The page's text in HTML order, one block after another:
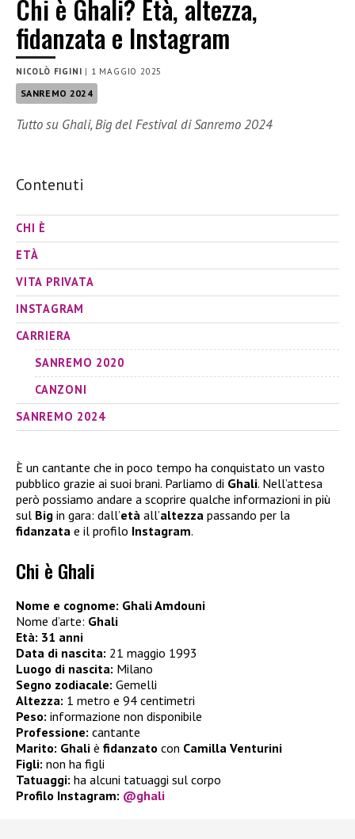
Chi è Ghali? Età, altezza,
fidanzata e Instagram
NICOLÒ FIGINI | 1 MAGGIO 2025
SANREMO 2024
Tutto su Ghali, Big del Festival di Sanremo 2024
Contenuti
CHI È
ETÀ
VITA PRIVATA
INSTAGRAM
CARRIERA
SANREMO 2020
CANZONI
SANREMO 2024
È un cantante che in poco tempo ha conquistato un vasto
pubblico grazie ai suoi brani. Parliamo di Ghali. Nell’attesa
però possiamo andare a scoprire qualche informazioni in più
sul Big in gara: dall’età all’altezza passando per la
fidanzata e il profilo Instagram.
Chi è Ghali
Nome e cognome: Ghali Amdouni
Nome d’arte: Ghali
Età: 31 anni
Data di nascita: 21 maggio 1993
Luogo di nascita: Milano
Segno zodiacale: Gemelli
Altezza: 1 metro e 94 centimetri
Peso: informazione non disponibile
Professione: cantante
Marito: Ghali è fidanzato con Camilla Venturini
Figli: non ha figli
Tatuaggi: ha alcuni tatuaggi sul corpo
Profilo Instagram: @ghali